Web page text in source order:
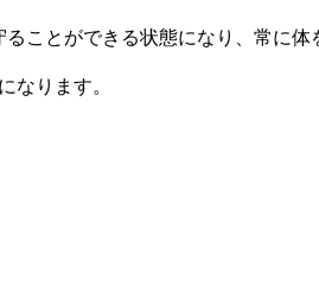
ことができる状態になり、常に体
なります。